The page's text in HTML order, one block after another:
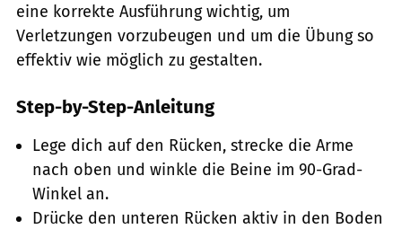
eine korrekte Ausführung wichtig, um
Verletzungen vorzubeugen und um die Übung so
effektiv wie möglich zu gestalten.
Step-by-Step-Anleitung
Lege dich auf den Rücken, strecke die Arme
nach oben und winkle die Beine im 90-Grad-
Winkel an.
Drücke den unteren Rücken aktiv in den Boden